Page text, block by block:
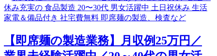
【即席麺の製造業務】月収例25万円／